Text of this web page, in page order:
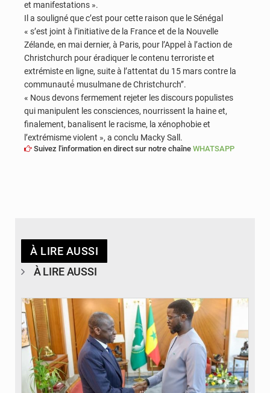
et manifestations ».
Il a souligné que c’est pour cette raison que le Sénégal
« s’est joint à l’initiative de la France et de la Nouvelle
Zélande, en mai dernier, à Paris, pour l’Appel à l’action de
Christchurch pour éradiquer le contenu terroriste et
extrémiste en ligne, suite à l’attentat du 15 mars contre la
communauté́ musulmane de Christchurch’’.
« Nous devons fermement rejeter les discours populistes
qui manipulent les consciences, nourrissent la haine et,
finalement, banalisent le racisme, la xénophobie et
l’extrémisme violent », a conclu Macky Sall.
Suivez l'information en direct sur notre chaîne WHATSAPP
À LIRE AUSSI
À LIRE AUSSI